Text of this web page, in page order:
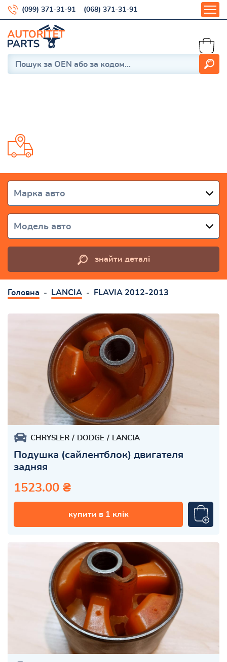
(099) 371-31-91 (068) 371-31-91
Марка авто
Модель авто
знайти деталі
Головна LANCIA FLAVIA 2012-2013
CHRYSLER DODGE LANCIA
Подушка (сайлентблок) двигателя
задняя
1523.00 ₴
купити в 1 клік